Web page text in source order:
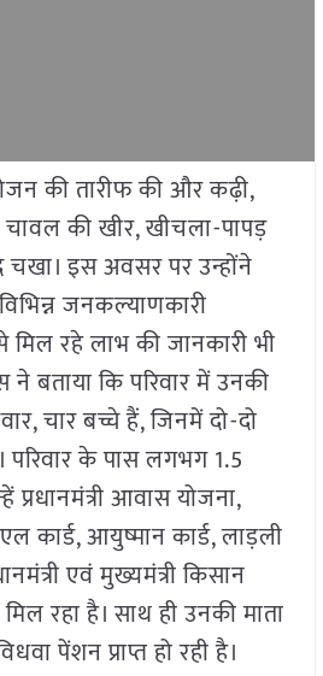
की तारीफ की और कढ़ी,
चावल की खीर, खीचला-पापड़
चखा। इस अवसर पर उन्होंने
जनकल्याणकारी
रहे लाभ की जानकारी भी
ने बताया कि परिवार में उनकी
चार बच्चे हैं, जिनमें दो-दो
परिवार के पास लगभग 1.5
आवास योजना,
कार्ड, आयुष्मान कार्ड, लाड़ली
एवं मुख्यमंत्री किसान
रहा है। साथ ही उनकी माता
पेंशन प्राप्त हो रही है।